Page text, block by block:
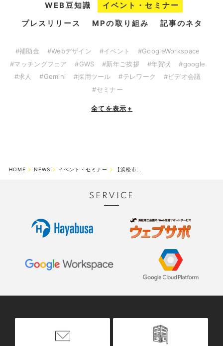
WEB豆知識
イベント・セミナー
プレスリリース
MPの取り組み 記事のネタ
#補助金 #Webデザイン #イベント
#GoogleWorkspace
#マッチングフェア
#GWS #新年ご挨拶 #年賀状
#google
#求人
#Gemini #採用ツール #テレワーク
#ビデオ会議
#セミナー
全てを表示 +
HOME NEWS イベント・セミナー 【浜松市】 毎月第2水曜日に「ホームページ作成サービス・ウェブサポ」セミナ...
SERVICE